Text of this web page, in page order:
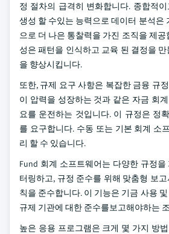
정 절차의 급격히 변화합니다. 종합적
생성 할 수있는 능력으로 데이터 분석은
으로 더 나은 통찰력을 가진 조직을 제공
성은 패턴을 인식하고 교육 된 결정을
을 향상시킵니다.
또한, 규제 요구 사항은 복잡한 금융 규
이 압력을 성장하는 것과 같은 자금 회
요를 운전하는 것입니다. 이 규정은 정
를 요구합니다. 수동 또는 기본 회계 소
리 할 수 있습니다.
Fund 회계 소프트웨어는 다양한 규정
터링하고, 규정 준수를 위해 맞춤형 보
칙을 준수합니다. 이 기능은 기금 사용
규제 기관에 대한 준수를보고해야하는
높은 응용 프로그램은 크게 몇 가지 방